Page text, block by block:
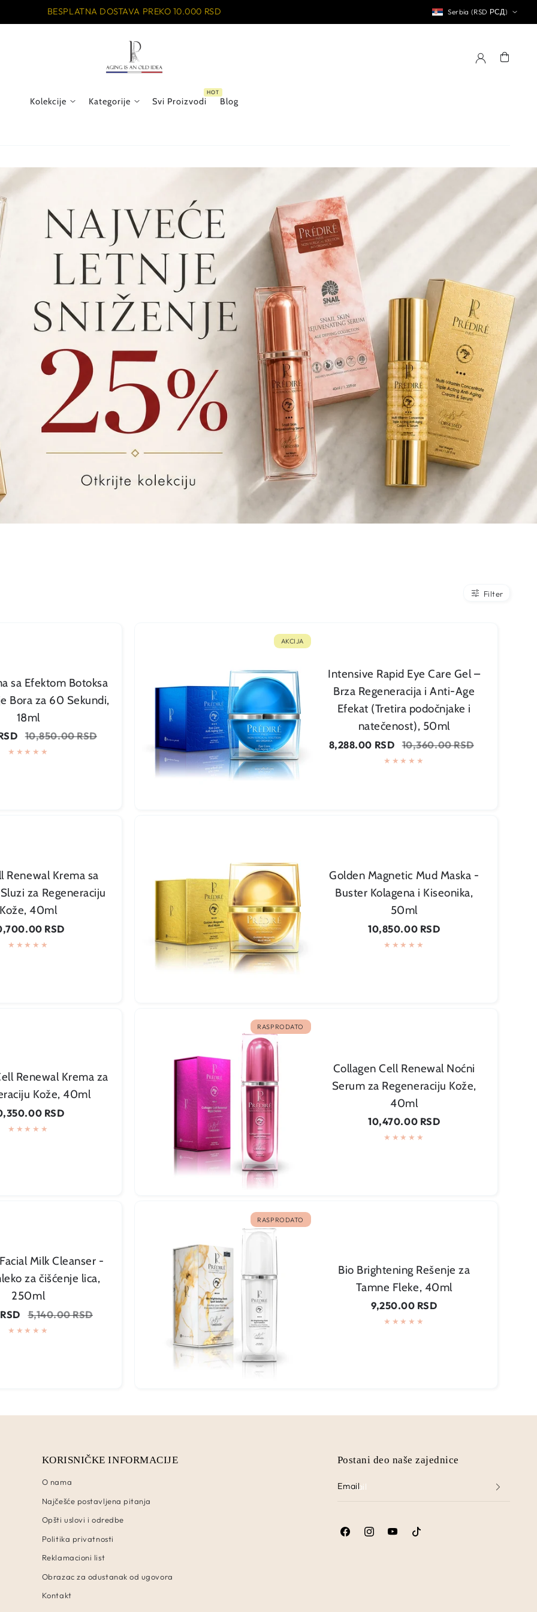
BESPLATNA DOSTAVA PREKO 10.000 RSD Serbia (RSD РСД)
Korpa
Kolekcije Kategorije Svi Proizvodi Blog
Filter
sa Efektom Botoksa
Bora za 60 Sekundi,
18ml
Regularna
10,850.00 RSD
AKCIJA
Intensive Rapid Eye Care Gel –
Brza Regeneracija i Anti-Age
Efekat (Tretira podočnjake i
natečenost), 50ml
Cena
8,288.00 RSD
Regularna
10,360.00 RSD
Dodaj u korpu
Renewal Krema sa
za Regeneraciju
Kože, 40ml
RSD
Golden Magnetic Mud Maska -
Buster Kolagena i Kiseonika,
50ml
Regularna
10,850.00 RSD
Dodaj u korpu
Renewal Krema za
Kože, 40ml
RSD
RASPRODATO
Collagen Cell Renewal Noćni
Serum za Regeneraciju Kože,
40ml
Regularna
10,470.00 RSD
Rasprodato
Milk Cleanser -
za čišćenje lica,
250ml
Regularna
5,140.00 RSD
RASPRODATO
Bio Brightening Rešenje za
Tamne Fleke, 40ml
Regularna
9,250.00 RSD
Rasprodato
KORISNIČKE INFORMACIJE
O nama
Najčešće postavljena pitanja
Opšti uslovi i odredbe
Politika privatnosti
Reklamacioni list
Obrazac za odustanak od ugovora
Kontakt
Postani deo naše zajednice
Email
FacebookInstagramYouTubeTikTok